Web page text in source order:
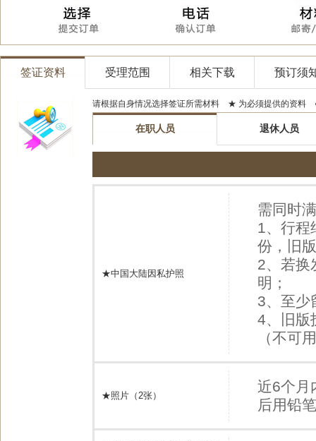
签证资料 受理范围 相关下载 预订须
请根据自身情况选择签证所需材料 ★ 为必须提供的资料
在职人员 退休人员
★中国大陆因私护照
需同时
1、行程
份，旧
2、若换
明；
3、至少
4、旧版
（不可
★照片（2张）
近6个月
后用铅